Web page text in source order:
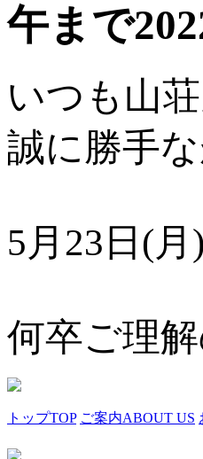
午まで
いつも山
誠に勝手
5月23日(
何卒ご理
トップTOP ご案内ABOUT US